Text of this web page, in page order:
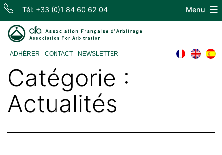
Skip
content
Tél: +33 (0)1 84 60 62 04
d'Arbitrage
ADHÉRER CONTACT NEWSLETTER
Menu
Catégorie :
Actualités